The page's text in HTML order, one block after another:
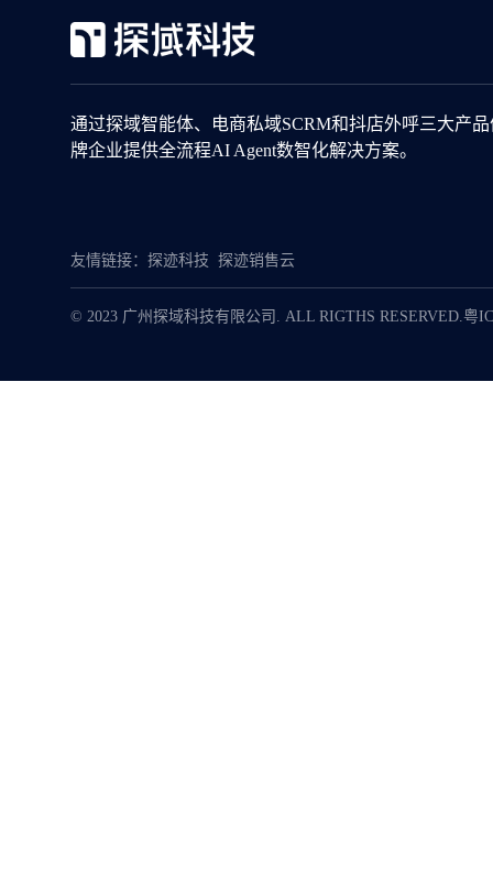
通过探域智能体、电商私域SCRM和抖店外呼三大产
牌企业提供全流程AI Agent数智化解决方案。
友情链接： 探迹科技 探迹销售云
© 2023 广州探域科技有限公司. ALL RIGTHS RESERVED.粤